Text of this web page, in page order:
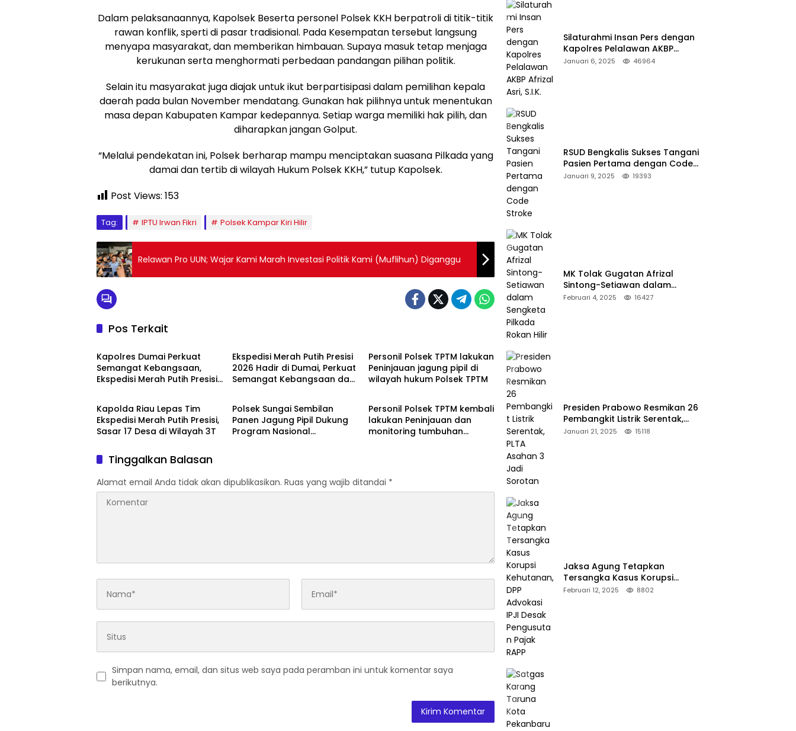
Dalam pelaksanaannya, Kapolsek Beserta personel Polsek KKH berpatroli di titik-titik
rawan konflik, sperti di pasar tradisional. Pada Kesempatan tersebut langsung
menyapa masyarakat, dan memberikan himbauan. Supaya masuk tetap menjaga
kerukunan serta menghormati perbedaan pandangan pilihan politik.
Selain itu masyarakat juga diajak untuk ikut berpartisipasi dalam pemilihan kepala
daerah pada bulan November mendatang. Gunakan hak pilihnya untuk menentukan
masa depan Kabupaten Kampar kedepannya. Setiap warga memiliki hak pilih, dan
diharapkan jangan Golput.
“Melalui pendekatan ini, Polsek berharap mampu menciptakan suasana Pilkada yang
damai dan tertib di wilayah Hukum Polsek KKH,” tutup Kapolsek.
Post Views: 153
Tag: IPTU Irwan Fikri Polsek Kampar Kiri Hilir
Relawan Pro UUN; Wajar Kami Marah Investasi Politik Kami (Muflihun) Diganggu
Pos Terkait
Dumai
Kapolres Dumai Perkuat
Semangat Kebangsaan,
Ekspedisi Merah Putih Presisi
Ekspedisi Merah Putih Presisi
2026 Hadir di Dumai, Perkuat
Semangat Kebangsaan dan
Personil Polsek TPTM lakukan
Peninjauan jagung pipil di
wilayah hukum Polsek TPTM
Dumai
Kapolda Riau Lepas Tim
Ekspedisi Merah Putih Presisi,
Sasar 17 Desa di Wilayah 3T
Dumai
Polsek Sungai Sembilan
Panen Jagung Pipil Dukung
Program Nasional
Berita
Personil Polsek TPTM kembali
lakukan Peninjauan dan
monitoring tumbuhan
Tinggalkan Balasan
Alamat email Anda tidak akan dipublikasikan. Ruas yang wajib ditandai *
Simpan nama, email, dan situs web saya pada peramban ini untuk komentar saya
berikutnya.
Silaturahmi Insan Pers dengan
Kapolres Pelalawan AKBP
Afrizal Asri, S.I.K.
Januari 6, 2025 46964
RSUD Bengkalis Sukses Tangani
Pasien Pertama dengan Code
Stroke
Januari 9, 2025 19393
MK Tolak Gugatan Afrizal
Sintong-Setiawan dalam
Sengketa Pilkada Rokan Hilir
Februari 4, 2025 16427
Presiden Prabowo Resmikan 26
Pembangkit Listrik Serentak,
PLTA Asahan 3 Jadi Sorotan
Januari 21, 2025 15118
Jaksa Agung Tetapkan
Tersangka Kasus Korupsi
Kehutanan, DPP Advokasi IPJI
Februari 12, 2025 8802